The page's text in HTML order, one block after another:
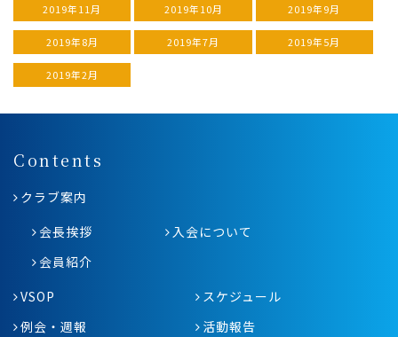
2019年11月 2019年10月 2019年9月
2019年8月 2019年7月 2019年5月
2019年2月
Contents
クラブ案内
会長挨拶
入会について
会員紹介
VSOP
スケジュール
例会・週報
活動報告